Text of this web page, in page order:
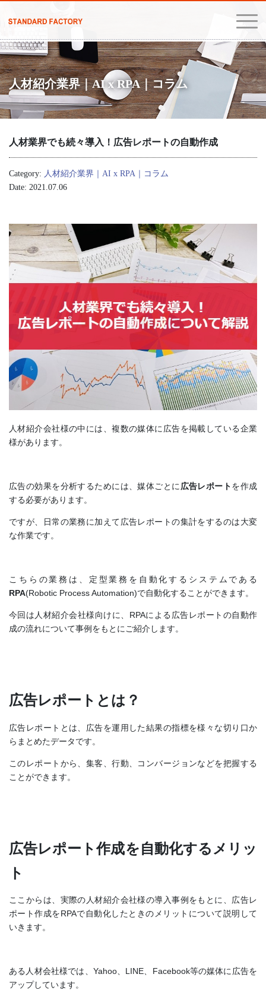
人材紹介業界｜AI x RPA｜コラム
人材業界でも続々導入！広告レポートの自動作成
Category: 人材紹介業界｜AI x RPA｜コラム
Date: 2021.07.06
人材紹介会社様の中には、複数の媒体に広告を掲載している企業
様があります。
広告の効果を分析するためには、媒体ごとに 広告レポートを作成
する必要があります。
ですが、日常の業務に加えて広告レポートの集計をするのは大変
な作業です。
こちらの業務は、定型業務を自動化するシステムである
RPA(Robotic Process Automation)で自動化することができます。
今回は人材紹介会社様向けに、RPAによる広告レポートの自動作
成の流れについて事例をもとにご紹介します。
広告レポートとは？
広告レポートとは、広告を運用した結果の指標を様々な切り口か
らまとめたデータです。
このレポートから、集客、行動、コンバージョンなどを把握する
ことができます。
広告レポート作成を自動化するメリッ
ト
ここからは、実際の人材紹介会社様の導入事例をもとに、広告レ
ポート作成をRPAで自動化したときのメリットについて説明して
いきます。
ある人材会社様では、Yahoo、LINE、Facebook等の媒体に広告を
アップしています。